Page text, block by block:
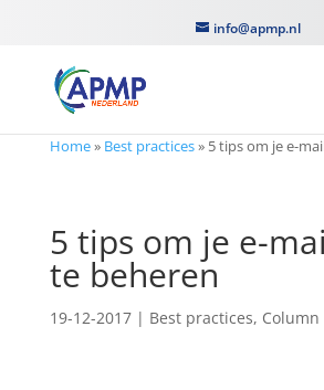
info@apmp.nl
Home» Best practices» 5 tips om je e-
5 tips om je e-
te beheren
19-12-2017| Best practices, Column